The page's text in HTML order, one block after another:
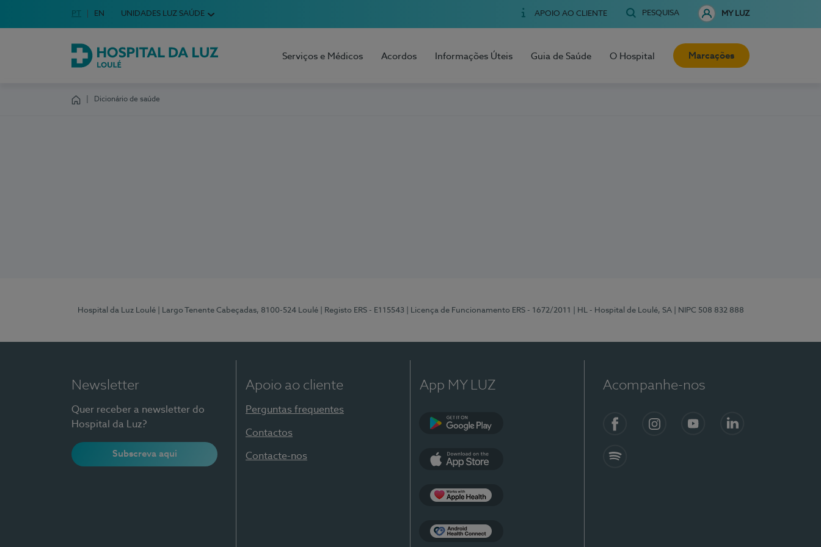
Escolha o seu idioma
Idioma em Português
PT English Language
EN UNIDADES LUZ SAÚDE APOIO AO CLIENTE PESQUISA MY LUZ
Hospital da Luz Loulé
Serviços e Médicos Acordos Informações Úteis Guia de Saúde O Hospital Marcações
Dicionário de saúde
Hospital da Luz Loulé | Largo Tenente Cabeçadas, 8100-524 Loulé | Registo ERS - E115543 | Licença de Funcionamento ERS - 1672/2011 | HL - Hospital de Loulé, SA | NIPC 508 832 888
Newsletter
Quer receber a newsletter do
Hospital da Luz?
Subscreva aqui
Apoio ao cliente
Perguntas frequentes
Contactos
Contacte-nos
App MY LUZ Acompanhe-nos